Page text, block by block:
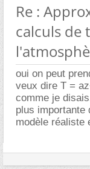
Re :
calculs de
oui on peut
veux dire T =
comme je
plus importante
modèle réaliste